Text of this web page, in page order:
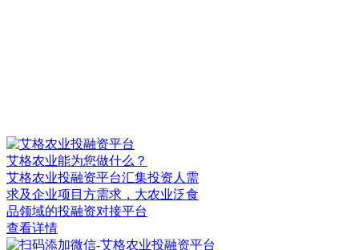
艾格农业能为您做什么？
艾格农业投融资平台汇集投资人需
求及企业项目方需求，大农业泛食
品领域的投融资对接平台
查看详情